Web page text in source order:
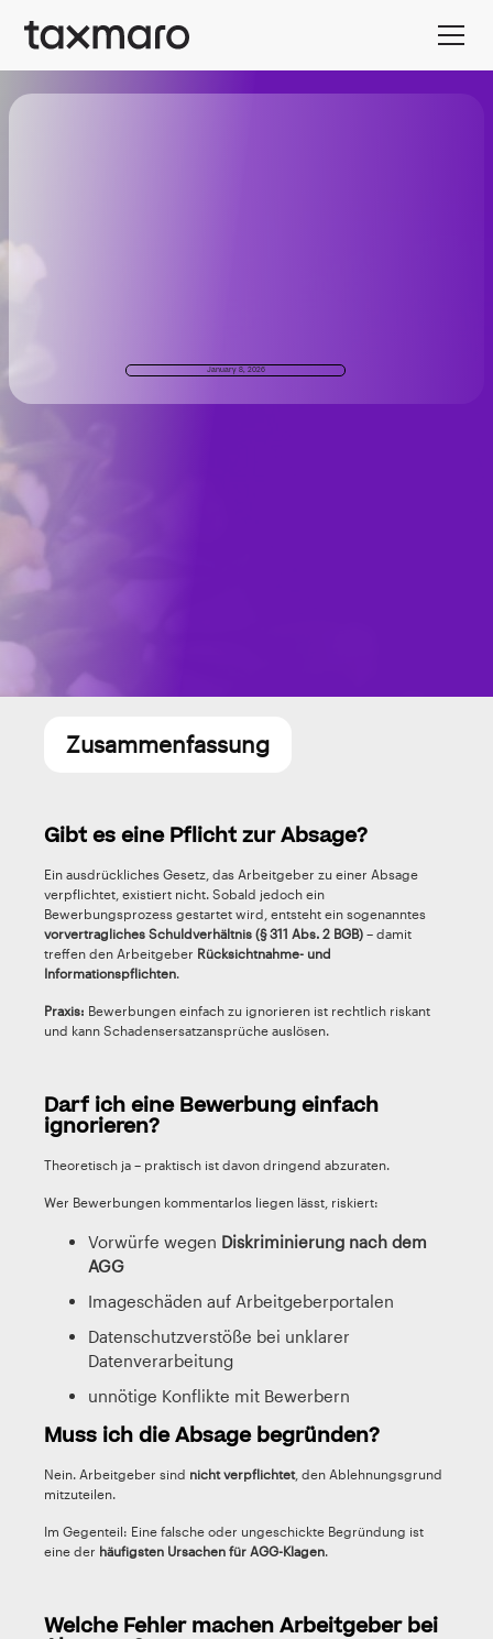
January 8, 2026
Zusammenfassung
Gibt es eine Pflicht zur Absage?
Ein ausdrückliches Gesetz, das Arbeitgeber zu einer Absage
verpflichtet, existiert nicht. Sobald jedoch ein
Bewerbungsprozess gestartet wird, entsteht ein sogenanntes
vorvertragliches Schuldverhältnis (§ 311 Abs. 2 BGB) – damit
treffen den Arbeitgeber Rücksichtnahme- und
Informationspflichten.
Praxis: Bewerbungen einfach zu ignorieren ist rechtlich riskant
und kann Schadensersatzansprüche auslösen.
Darf ich eine Bewerbung einfach
ignorieren?
Theoretisch ja – praktisch ist davon dringend abzuraten.
Wer Bewerbungen kommentarlos liegen lässt, riskiert:
Vorwürfe wegen Diskriminierung nach dem
AGG
Imageschäden auf Arbeitgeberportalen
Datenschutzverstöße bei unklarer
Datenverarbeitung
unnötige Konflikte mit Bewerbern
Muss ich die Absage begründen?
Nein. Arbeitgeber sind nicht verpflichtet, den Ablehnungsgrund
mitzuteilen.
Im Gegenteil: Eine falsche oder ungeschickte Begründung ist
eine der häufigsten Ursachen für AGG-Klagen.
Welche Fehler machen Arbeitgeber bei